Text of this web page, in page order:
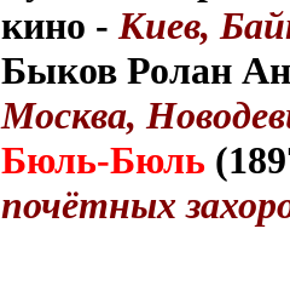
кино - Киев,
Быков Ролан
Москва,
Бюль-Бюль
почётных